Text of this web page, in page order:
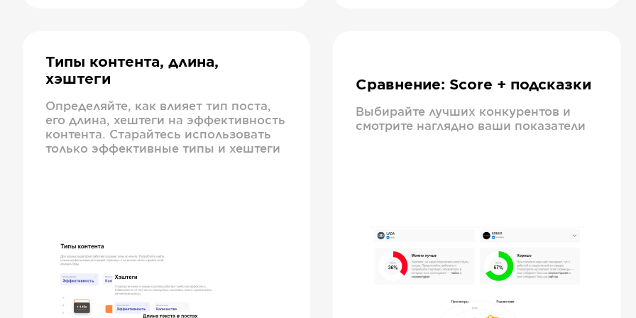
Типы контента, длина,
хэштеги
Определяйте, как влияет тип поста,
его длина, хештеги на эффективность
контента. Старайтесь использовать
только эффективные типы и хештеги
Сравнение: Score + подсказки
Выбирайте лучших конкурентов и
смотрите наглядно ваши показатели